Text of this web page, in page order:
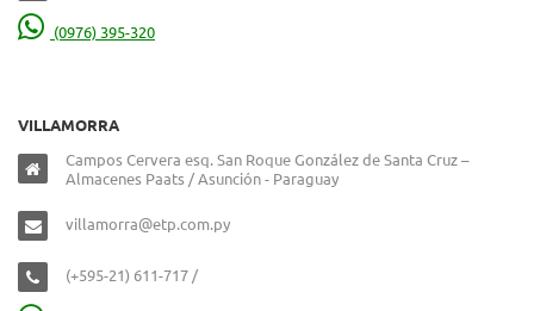
(0976) 395-320
VILLAMORRA
Campos Cervera esq. San Roque González de Santa Cruz –
Almacenes Paats / Asunción - Paraguay
villamorra@etp.com.py
(+595-21) 611-717 /